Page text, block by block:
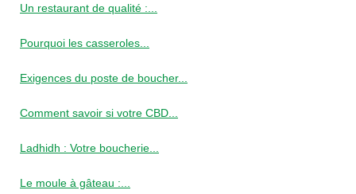
Un restaurant de qualité :...
Pourquoi les casseroles...
Exigences du poste de boucher...
Comment savoir si votre CBD...
Ladhidh : Votre boucherie...
Le moule à gâteau :...